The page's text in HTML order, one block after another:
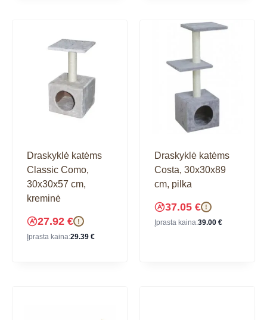
Draskyklė katėms
Classic Como,
30x30x57 cm,
kreminė
27.92 € !
Įprasta kaina:29.39 €
Draskyklė katėms
Costa, 30x30x89
cm, pilka
37.05 € !
Įprasta kaina:39.00 €